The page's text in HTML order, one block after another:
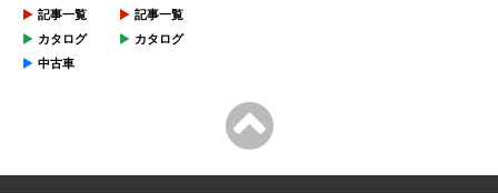
記事一覧
カタログ
中古車
記事一覧
カタログ